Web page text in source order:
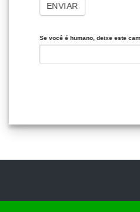
ENVIAR
Se você é humano, deixe este